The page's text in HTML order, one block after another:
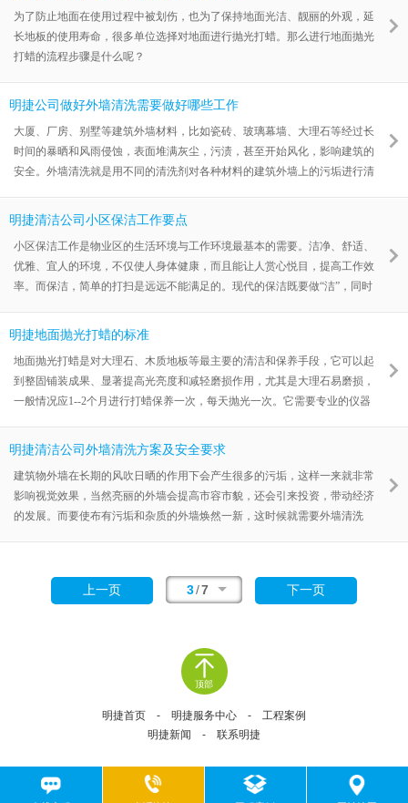
为了防止地面在使用过程中被划伤，也为了保持地面光洁、靓丽的外观，延
长地板的使用寿命，很多单位选择对地面进行抛光打蜡。那么进行地面抛光
打蜡的流程步骤是什么呢？
明捷公司做好外墙清洗需要做好哪些工作
大厦、厂房、别墅等建筑外墙材料，比如瓷砖、玻璃幕墙、大理石等经过长
时间的暴晒和风雨侵蚀，表面堆满灰尘，污渍，甚至开始风化，影响建筑的
安全。外墙清洗就是用不同的清洗剂对各种材料的建筑外墙上的污垢进行清
明捷清洁公司小区保洁工作要点
小区保洁工作是物业区的生活环境与工作环境最基本的需要。洁净、舒适、
优雅、宜人的环境，不仅使人身体健康，而且能让人赏心悦目，提高工作效
率。而保洁，简单的打扫是远远不能满足的。现代的保洁既要做“洁”，同时
明捷地面抛光打蜡的标准
地面抛光打蜡是对大理石、木质地板等最主要的清洁和保养手段，它可以起
到整固铺装成果、显著提高光亮度和减轻磨损作用，尤其是大理石易磨损，
一般情况应1--2个月进行打蜡保养一次，每天抛光一次。它需要专业的仪器
明捷清洁公司外墙清洗方案及安全要求
建筑物外墙在长期的风吹日晒的作用下会产生很多的污垢，这样一来就非常
影响视觉效果，当然亮丽的外墙会提高市容市貌，还会引来投资，带动经济
的发展。而要使布有污垢和杂质的外墙焕然一新，这时候就需要外墙清洗
上一页 3/7 下一页
顶部
明捷首页 - 明捷服务中心 -
工程案例
明捷新闻
- 联系明捷